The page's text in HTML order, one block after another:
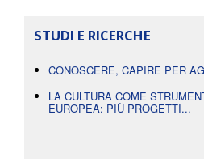
STUDI E RICERCHE
CONOSCERE, CAPIRE PER
LA CULTURA COME
EUROPEA: PIÙ PROGETTI...